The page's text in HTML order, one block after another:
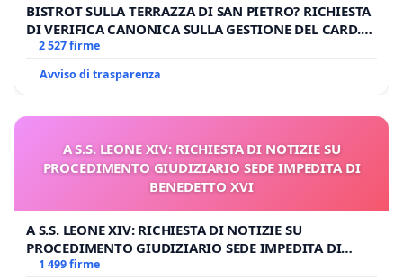
BISTROT SULLA TERRAZZA DI SAN PIETRO? RICHIESTA
DI VERIFICA CANONICA SULLA GESTIONE DEL CARD.
GAMBETTI
2 527 firme
Avviso di trasparenza
A S.S. LEONE XIV: RICHIESTA DI NOTIZIE SU
PROCEDIMENTO GIUDIZIARIO SEDE IMPEDITA DI
BENEDETTO XVI
A S.S. LEONE XIV: RICHIESTA DI NOTIZIE SU
PROCEDIMENTO GIUDIZIARIO SEDE IMPEDITA DI
BENEDETTO XVI
1 499 firme